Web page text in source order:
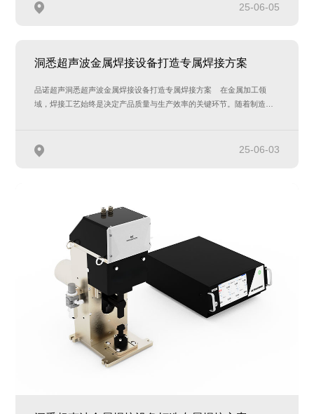
25-06-05
洞悉超声波金属焊接设备打造专属焊接方案
品诺超声洞悉超声波金属焊接设备打造专属焊接方案 在金属加工领
域，焊接工艺始终是决定产品质量与生产效率的关键环节。随着制造业
25-06-03